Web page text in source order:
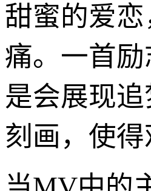
甜蜜的爱
痛。一首
是会展现
刻画，使